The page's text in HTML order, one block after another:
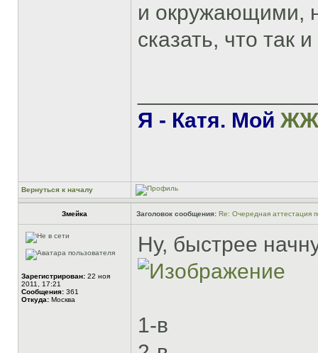
и окружающими,
сказать, что так
Я - Катя. Мой ЖЖ
Вернуться к началу
Змейка Заголовок сообщения: Re: Очередная аттестация
Зарегистрирован: 22 ноя
2011, 17:21
Сообщения: 361
Откуда: Москва
Ну, быстрее
1-в